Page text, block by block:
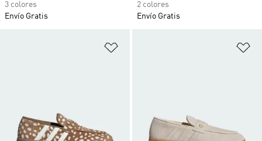
3 colores
Envío Gratis
2 colores
Envío Gratis